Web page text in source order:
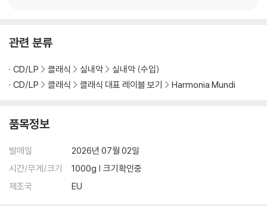
관련 분류
CD/LP 클래식 실내악
실내악 (수입)
CD/LP
클래식 클래식 대표 레이블 보기 Harmonia Mundi
품목정보
발매일
2026년 07월 02일
시간/무게/크기
1000g | 크기확인중
제조국
EU